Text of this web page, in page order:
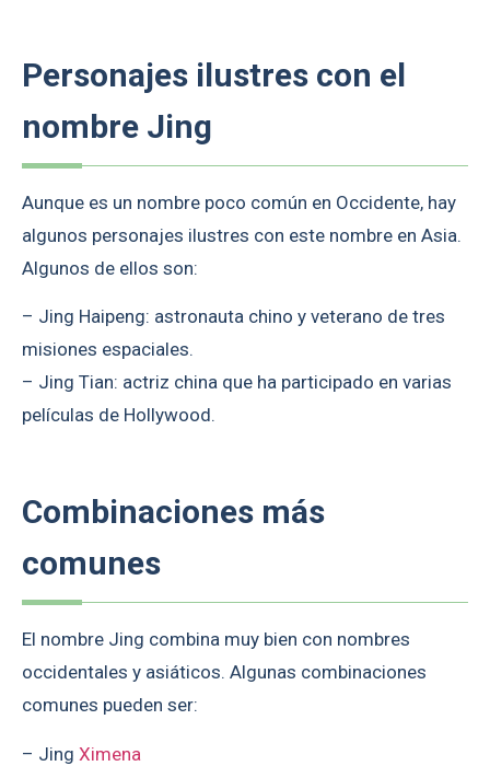
Personajes ilustres con el
nombre Jing
Aunque es un nombre poco común en Occidente, hay
algunos personajes ilustres con este nombre en Asia.
Algunos de ellos son:
– Jing Haipeng: astronauta chino y veterano de tres
misiones espaciales.
– Jing Tian: actriz china que ha participado en varias
películas de Hollywood.
Combinaciones más
comunes
El nombre Jing combina muy bien con nombres
occidentales y asiáticos. Algunas combinaciones
comunes pueden ser:
– Jing Ximena